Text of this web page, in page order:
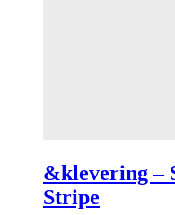
&klevering –
Stripe